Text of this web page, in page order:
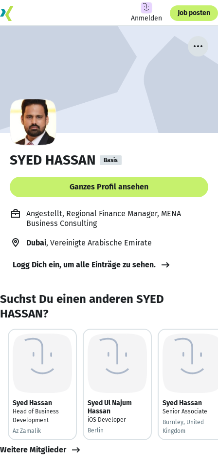
Anmelden
Job posten
SYED HASSAN Basis
Ganzes Profil ansehen
Angestellt, Regional Finance Manager, MENA
Business Consulting
Dubai, Vereinigte Arabische Emirate
Logg Dich ein, um alle Einträge zu sehen.
Suchst Du einen anderen SYED
HASSAN?
Syed Hassan
Head of Business
Development
Az Zamalik
Syed Ul Najum
Hassan
iOS Developer
Berlin
Syed Hassan
Senior Associate
Burnley, United
Kingdom
Weitere Mitglieder